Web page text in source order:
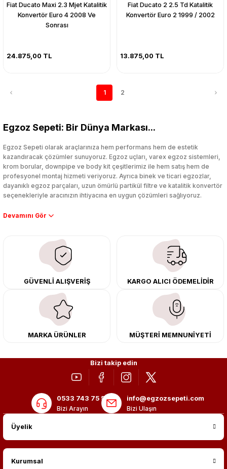
Fiat Ducato Maxi 2.3 Mjet Katalitik
Konvertör Euro 4 2008 Ve
Sonrası
24.875,00 TL
Fiat Ducato 2 2.5 Td Katalitik
Konvertör Euro 2 1999 / 2002
13.875,00 TL
1 2
Egzoz Sepeti: Bir Dünya Markası...
Egzoz Sepeti olarak araçlarınıza hem performans hem de estetik
kazandıracak çözümler sunuyoruz. Egzoz uçları, varex egzoz sistemleri,
krom borular, downpipe ve body kit çeşitlerimiz ile hem satış hem de
profesyonel montaj hizmeti veriyoruz. Ayrıca binek ve ticari egzozlar,
dayanıklı egzoz parçaları, uzun ömürlü partikül filtre ve katalitik konvertör
seçenekleriyle aracınızın ihtiyacına en uygun çözümleri sağlıyoruz.
Performans artışı isteyen sürücüler için özel performans egzozları ve
çıkma orijinal ürünler ile yenileyebilir, body kit uygulamalarıyla aracınızın
tasarımını ve aerodinamisini üst seviyeye taşıyabilirsiniz.
Tüm ürünlerimiz orijinal, dayanıklı ve uzun ömürlüdür. İstanbul’daki montaj
merkezimizde profesyonel montaj yapıyor, Türkiye’nin her yerine güvenli
kargo ile teslimat gerçekleştiriyoruz. Aracınıza değer katmak için doğru
adres: Egzoz Sepeti.
GÜVENLİ ALIŞVERİŞ KARGO ALICI ÖDEMELİDİR
MARKA ÜRÜNLER MÜŞTERİ MEMNUNİYETİ
Bizi takip edin
0533 743 75 56
Bizi Arayın
info@egzozsepeti.com
Bizi Ulaşın
Üyelik
Kurumsal